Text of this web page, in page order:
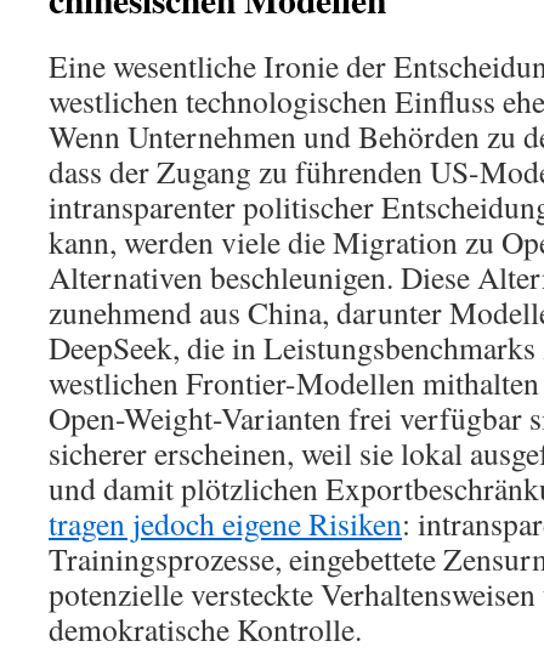
Eine wesentliche Ironie der
westlichen technologischen Einfluss
Wenn Unternehmen und Behörden zu
dass der Zugang zu führenden US-
intransparenter politischer
kann, werden viele die Migration zu
Alternativen beschleunigen. Diese
zunehmend aus China, darunter
DeepSeek, die in
westlichen Frontier-Modellen
Open-Weight-Varianten frei verfügbar
sicherer erscheinen, weil sie lokal
und damit plötzlichen
tragen jedoch eigene Risiken:
Trainingsprozesse, eingebettete
potenzielle versteckte
demokratische Kontrolle.